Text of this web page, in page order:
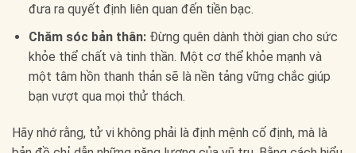
đưa ra quyết định liên quan đến tiền bạc.
Chăm sóc bản thân:Đừng quên dành thời gian cho sức
khỏe thể chất và tinh thần. Một cơ thể khỏe mạnh và
một tâm hồn thanh thản sẽ là nền tảng vững chắc giúp
bạn vượt qua mọi thử thách.
Hãy nhớ rằng, tử vi không phải là định mệnh cố định, mà là